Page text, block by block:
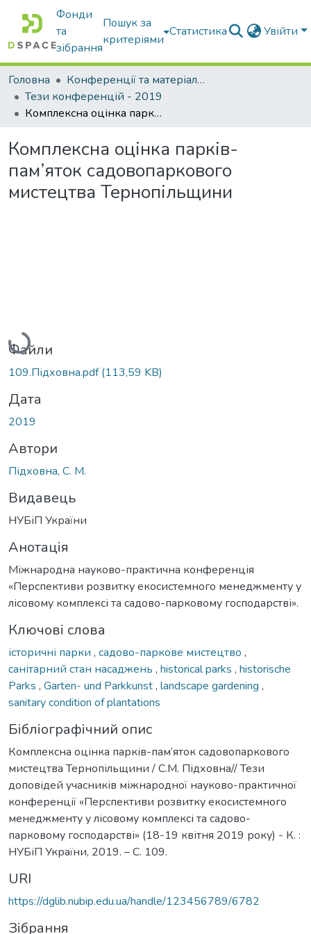
Фонди
та
зібрання
Пошук за
критеріями
Статистика Увійти
Головна
Конференції та матеріали конференцій
Тези конференцій - 2019
Комплексна оцінка парків-пам’яток садовопаркового мистецтва Тернопільщини
Комплексна оцінка парків-
пам’яток садовопаркового
мистецтва Тернопільщини
Вантажиться...
Файли
109.Підховна.pdf(113,59 KB)
Дата
2019
Автори
Підховна, C. М.
Видавець
НУБіП України
Анотація
Міжнародна науково-практична конференція
«Перспективи розвитку екосистемного менеджменту у
лісовому комплексі та садово-парковому господарстві».
Ключові слова
історичні парки , садово-паркове мистецтво ,
санітарний стан насаджень , historical parks , historische
Parks , Garten- und Parkkunst, landscape gardening ,
sanitary condition of plantations
Бібліографічний опис
Комплексна оцінка парків-пам’яток садовопаркового
мистецтва Тернопільщини / C.М. Підховна// Тези
доповідей учасників міжнародної науково-практичної
конференції «Перспективи розвитку екосистемного
менеджменту у лісовому комплексі та садово-
парковому господарстві» (18-19 квітня 2019 року) - К. :
НУБіП України, 2019. – С. 109.
URI
https://dglib.nubip.edu.ua/handle/123456789/6782
Зібрання